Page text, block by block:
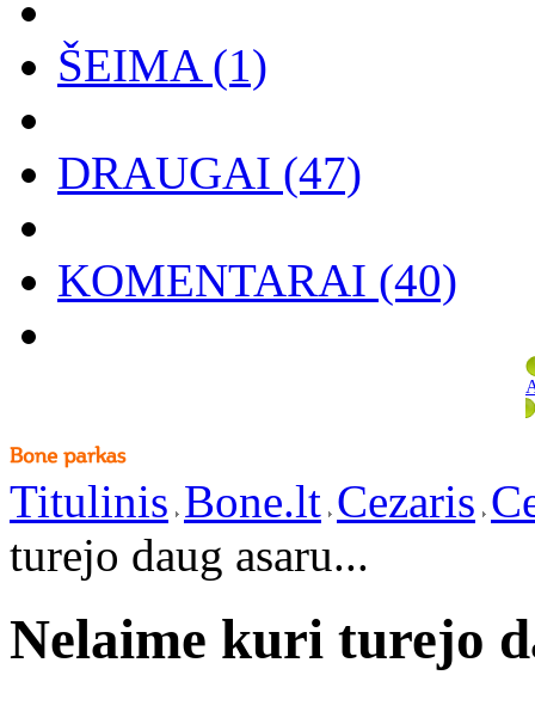
ŠEIMA(1)
DRAUGAI (47)
KOMENTARAI (40)
Titulinis Bone.lt Cezaris
turejo daug asaru...
Nelaime kuri turejo